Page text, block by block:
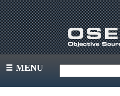
III MENU